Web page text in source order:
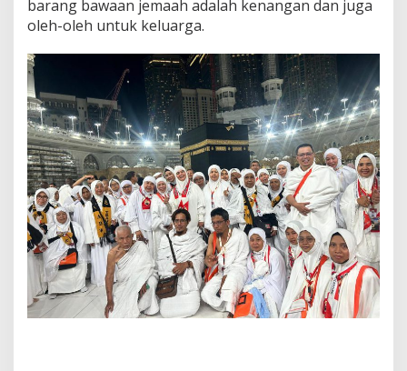
barang bawaan jemaah adalah kenangan dan juga
oleh-oleh untuk keluarga.